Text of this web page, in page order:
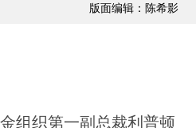
版面编辑：陈希影
组织第一副总裁利普顿